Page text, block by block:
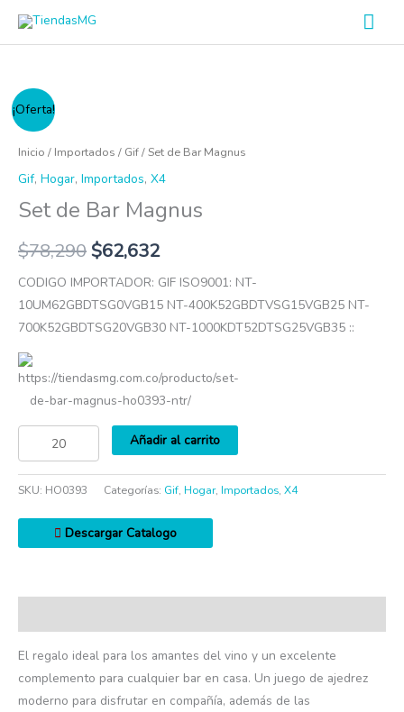
¡Oferta!
Inicio / Importados / Gif/ Set de Bar Magnus
Gif, Hogar, Importados, X4
Set de Bar Magnus
$78,290$62,632
CODIGO IMPORTADOR: GIF ISO9001: NT-
10UM62GBDTSG0VGB15 NT-400K52GBDTVSG15VGB25 NT-
700K52GBDTSG20VGB30 NT-1000KDT52DTSG25VGB35 ::
https://tiendasmg.com.co/producto/set-
de-bar-magnus-ho0393-ntr/
Set
de
Bar
Magnus
Añadir al carrito
SKU: HO0393 Categorías: Gif, Hogar, Importados, X4
Descargar Catalogo
El regalo ideal para los amantes del vino y un excelente
complemento para cualquier bar en casa. Un juego de ajedrez
moderno para disfrutar en compañía, además de las